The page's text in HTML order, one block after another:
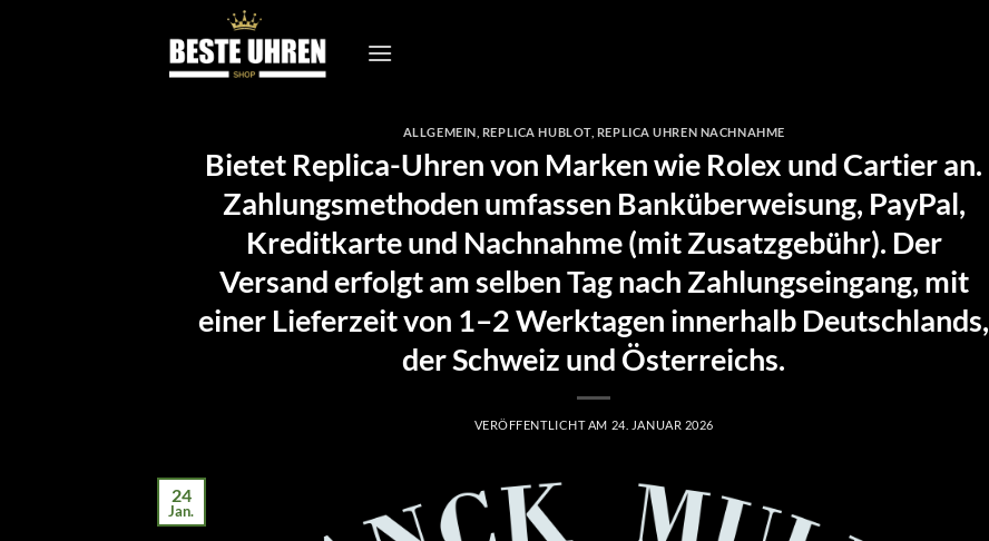
ALLGEMEIN REPLICA HUBLOT, REPLICA UHREN NACHNAHME
Bietet Replica-Uhren von Marken wie Rolex und Cartier an.
Zahlungsmethoden umfassen Banküberweisung, PayPal,
Kreditkarte und Nachnahme (mit Zusatzgebühr). Der
Versand erfolgt am selben Tag nach Zahlungseingang, mit
einer Lieferzeit von 1–2 Werktagen innerhalb Deutschlands,
der Schweiz und Österreichs.
VERÖFFENTLICHT AM 24. JANUAR 2026
24
Jan.